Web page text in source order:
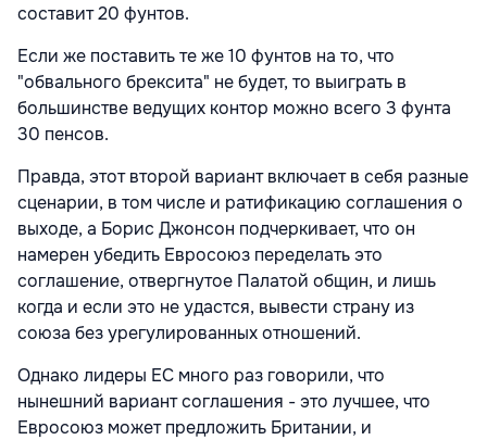
составит 20 фунтов.
Если же поставить те же 10 фунтов на то, что
"обвального брексита" не будет, то выиграть в
большинстве ведущих контор можно всего 3 фунта
30 пенсов.
Правда, этот второй вариант включает в себя разные
сценарии, в том числе и ратификацию соглашения о
выходе, а Борис Джонсон подчеркивает, что он
намерен убедить Евросоюз переделать это
соглашение, отвергнутое Палатой общин, и лишь
когда и если это не удастся, вывести страну из
союза без урегулированных отношений.
Однако лидеры ЕС много раз говорили, что
нынешний вариант соглашения - это лучшее, что
Евросоюз может предложить Британии, и